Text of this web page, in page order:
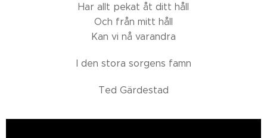
Har allt pekat åt ditt håll
Och från mitt håll
Kan vi nå varandra
I den stora sorgens famn
Ted Gärdestad